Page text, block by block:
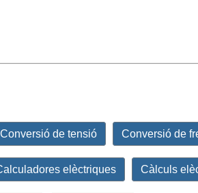
Conversió de tensió Conversió de
elèctriques Càlculs